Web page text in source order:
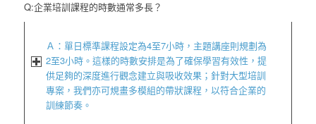
Q:企業培訓課程的時數通常多長？
Ａ：單日標準課程設定為4至7小時，主題講座則規劃為
2至3小時。這樣的時數安排是為了確保學習有效性，提
供足夠的深度進行觀念建立與吸收效果；針對大型培訓
專案，我們亦可規畫多模組的帶狀課程，以符合企業的
訓練節奏。